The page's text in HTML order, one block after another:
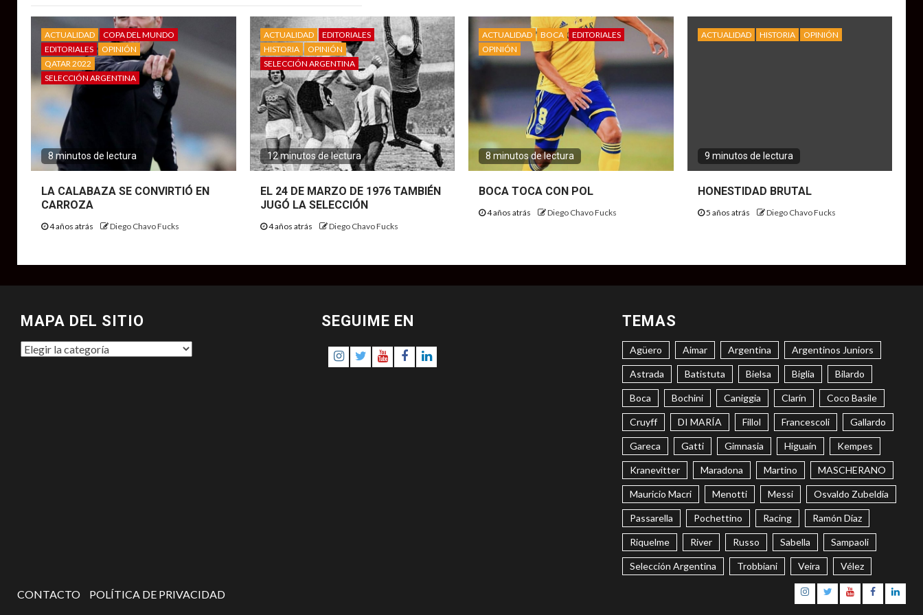
ACTUALIDAD
COPA DEL MUNDO
EDITORIALES
OPINIÓN
QATAR 2022
SELECCIÓN ARGENTINA
8 minutos de lectura
LA CALABAZA SE CONVIRTIÓ EN
CARROZA
4 años atrás Diego Chavo Fucks
ACTUALIDAD
EDITORIALES
HISTORIA
OPINIÓN
SELECCIÓN ARGENTINA
12 minutos de lectura
EL 24 DE MARZO DE 1976 TAMBIÉN
JUGÓ LA SELECCIÓN
4 años atrás Diego Chavo Fucks
ACTUALIDAD BOCA
EDITORIALES
OPINIÓN
8 minutos de lectura
BOCA TOCA CON POL
4 años atrás Diego Chavo Fucks
ACTUALIDAD HISTORIA OPINIÓN
9 minutos de lectura
HONESTIDAD BRUTAL
5 años atrás Diego Chavo Fucks
MAPA DEL SITIO
MAPA
SEGUIME EN
Instagram
TwitterYoutubeFacebookLinkedIn
TEMAS
Agüero Aimar Argentina Argentinos Juniors
Astrada Batistuta Bielsa Biglia Bilardo
Boca Bochini Caniggia Clarín Coco Basile
Cruyff DI MARÍA Fillol Francescoli Gallardo
Gareca Gatti Gimnasia Higuaín Kempes
Kranevitter Maradona Martino MASCHERANO
Mauricio Macri Menotti Messi Osvaldo Zubeldía
Passarella Pochettino Racing Ramón Díaz
Riquelme River Russo Sabella Sampaoli
Selección Argentina Trobbiani Veira Vélez
CONTACTO POLÍTICA DE PRIVACIDAD Instagram
TwitterYoutubeFacebook